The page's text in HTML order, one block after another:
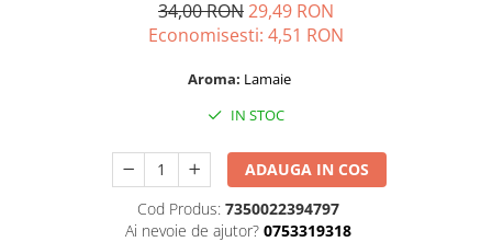
34,00 RON29,49 RON
Economisesti: 4,51 RON
Aroma: Lamaie
IN STOC
ADAUGA IN COS
Cod Produs: 7350022394797
Ai nevoie de ajutor? 0753319318